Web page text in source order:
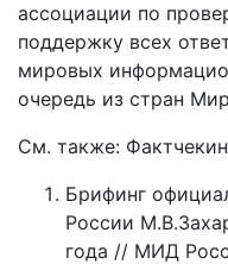
ассоциации по
поддержку всех
мировых
очередь из стран
См. также:
Брифинг
России
года // МИД